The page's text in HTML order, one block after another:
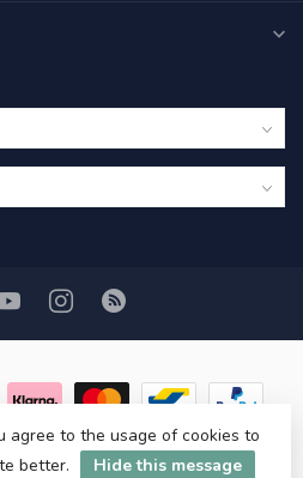
agree to the usage of cookies to
better.
Hide this message